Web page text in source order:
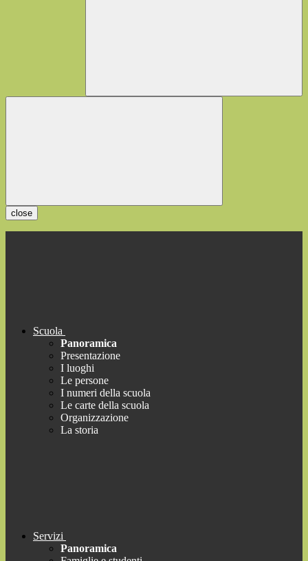
close
Scuola
Panoramica
Presentazione
I luoghi
Le persone
I numeri della scuola
Le carte della scuola
Organizzazione
La storia
Servizi
Panoramica